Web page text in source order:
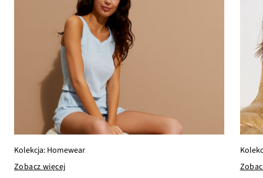
Kolekcja: Homewear
Zobacz więcej